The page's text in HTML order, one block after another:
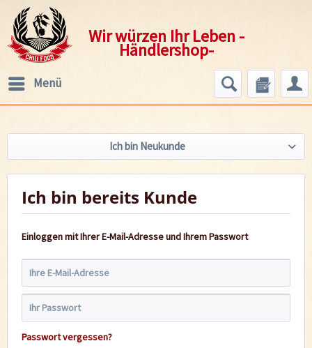
Wir würzen Ihr Leben -
Händlershop-
Menü
Ich bin Neukunde
Ich bin bereits Kunde
Einloggen mit Ihrer E-Mail-Adresse und Ihrem Passwort
Passwort vergessen?